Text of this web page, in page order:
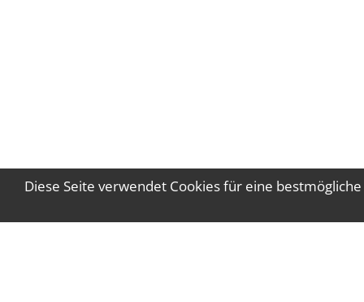
Diese Seite verwendet Cookies für eine